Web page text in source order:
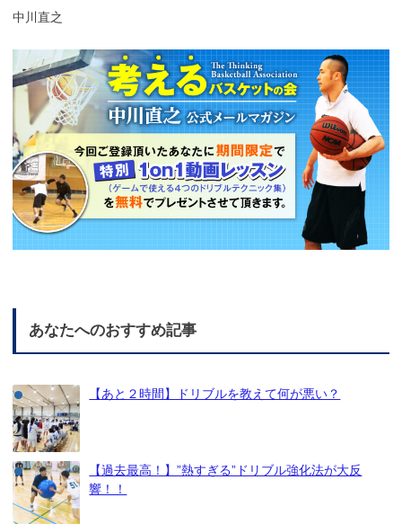
中川直之
あなたへのおすすめ記事
【あと２時間】ドリブルを教えて何が悪い？
【過去最高！】”熱すぎる”ドリブル強化法が大反
響！！